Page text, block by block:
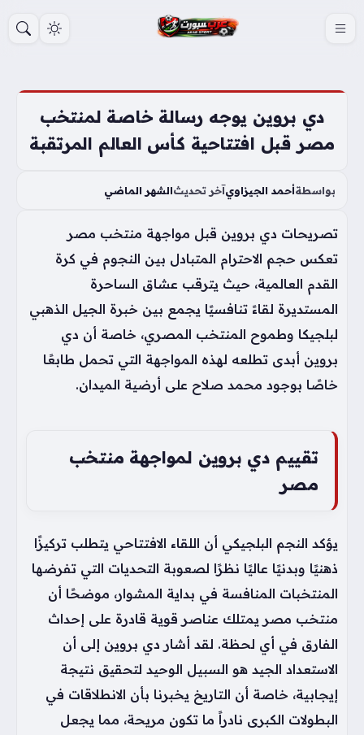
دي بروين يوجه رسالة خاصة لمنتخب
مصر قبل افتتاحية كأس العالم المرتقبة
بواسطةأحمد الجيزاويآخر تحديثالشهر الماضي
تصريحات دي بروين قبل مواجهة منتخب مصر
تعكس حجم الاحترام المتبادل بين النجوم في كرة
القدم العالمية، حيث يترقب عشاق الساحرة
المستديرة لقاءً تنافسيًا يجمع بين خبرة الجيل الذهبي
لبلجيكا وطموح المنتخب المصري، خاصة أن دي
بروين أبدى تطلعه لهذه المواجهة التي تحمل طابعًا
خاصًا بوجود محمد صلاح على أرضية الميدان.
تقييم دي بروين لمواجهة منتخب
مصر
يؤكد النجم البلجيكي أن اللقاء الافتتاحي يتطلب تركيزًا
ذهنيًا وبدنيًا عاليًا نظرًا لصعوبة التحديات التي تفرضها
المنتخبات المنافسة في بداية المشوار، موضحًا أن
منتخب مصر يمتلك عناصر قوية قادرة على إحداث
الفارق في أي لحظة. لقد أشار دي بروين إلى أن
الاستعداد الجيد هو السبيل الوحيد لتحقيق نتيجة
إيجابية، خاصة أن التاريخ يخبرنا بأن الانطلاقات في
البطولات الكبرى نادراً ما تكون مريحة، مما يجعل